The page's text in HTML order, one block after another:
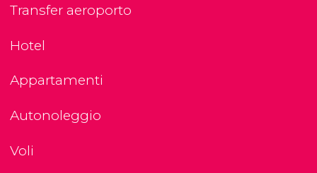
Transfer aeroporto
Hotel
Appartamenti
Autonoleggio
Voli